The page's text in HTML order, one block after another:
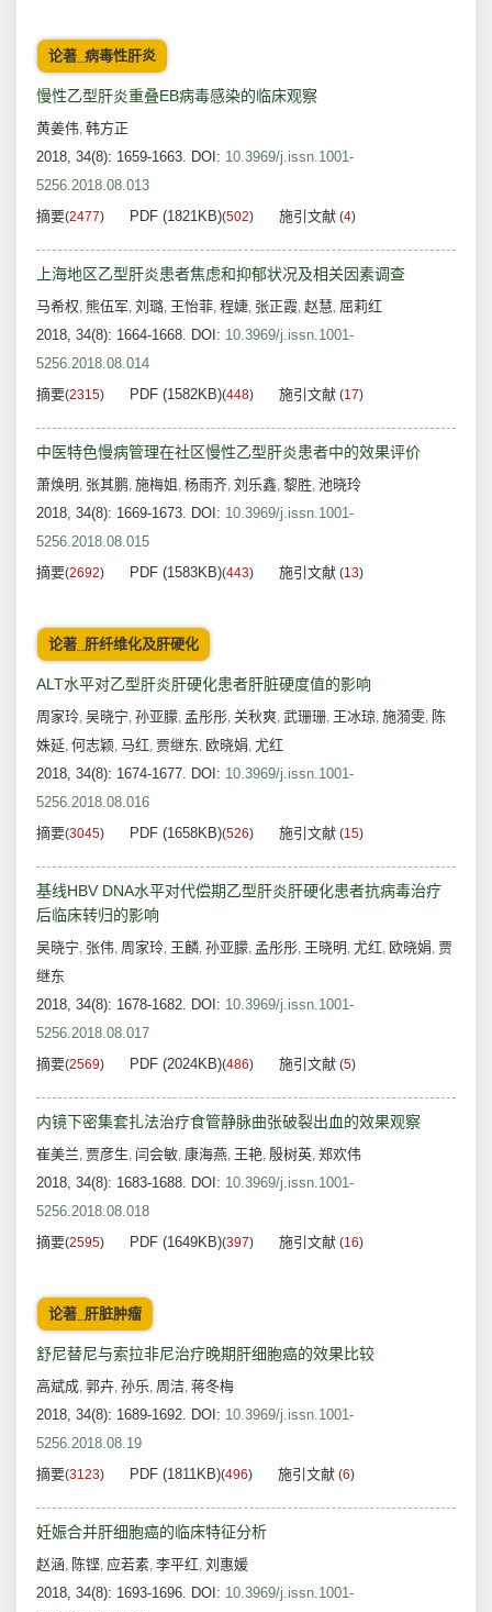
论著_病毒性肝炎
慢性乙型肝炎重叠EB病毒感染的临床观察
黄姜伟, 韩方正
2018, 34(8): 1659-1663. DOI: 10.3969/j.issn.1001-
5256.2018.08.013
摘要(2477) PDF (1821KB)(502) 施引文献 (4)
上海地区乙型肝炎患者焦虑和抑郁状况及相关因素调查
马希权, 熊伍军, 刘璐, 王怡菲, 程婕, 张正霞, 赵慧, 屈莉红
2018, 34(8): 1664-1668. DOI: 10.3969/j.issn.1001-
5256.2018.08.014
摘要(2315) PDF (1582KB)(448) 施引文献 (17)
中医特色慢病管理在社区慢性乙型肝炎患者中的效果评价
萧焕明 , 张其鹏, 施梅姐 , 杨雨齐, 刘乐鑫, 黎胜, 池晓玲
2018, 34(8): 1669-1673. DOI: 10.3969/j.issn.1001-
5256.2018.08.015
摘要(2692) PDF (1583KB)(443) 施引文献 (13)
论著_肝纤维化及肝硬化
ALT水平对乙型肝炎肝硬化患者肝脏硬度值的影响
周家玲, 吴晓宁, 孙亚朦, 孟彤彤, 关秋爽, 武珊珊, 王冰琼, 施漪雯, 陈
姝延, 何志颖, 马红, 贾继东, 欧晓娟, 尤红
2018, 34(8): 1674-1677. DOI: 10.3969/j.issn.1001-
5256.2018.08.016
摘要(3045) PDF (1658KB)(526) 施引文献 (15)
基线HBV DNA水平对代偿期乙型肝炎肝硬化患者抗病毒治疗
后临床转归的影响
吴晓宁, 张伟, 周家玲, 王麟, 孙亚朦, 孟彤彤, 王晓明 , 尤红, 欧晓娟, 贾
继东
2018, 34(8): 1678-1682. DOI: 10.3969/j.issn.1001-
5256.2018.08.017
摘要(2569) PDF (2024KB)(486) 施引文献 (5)
内镜下密集套扎法治疗食管静脉曲张破裂出血的效果观察
崔美兰, 贾彦生, 闫会敏, 康海燕, 王艳, 殷树英, 郑欢伟
2018, 34(8): 1683-1688. DOI: 10.3969/j.issn.1001-
5256.2018.08.018
摘要(2595) PDF (1649KB)(397) 施引文献 (16)
论著_肝脏肿瘤
舒尼替尼与索拉非尼治疗晚期肝细胞癌的效果比较
高斌成, 郭卉, 孙乐, 周洁, 蒋冬梅
2018, 34(8): 1689-1692. DOI: 10.3969/j.issn.1001-
5256.2018.08.19
摘要(3123) PDF (1811KB)(496) 施引文献 (6)
妊娠合并肝细胞癌的临床特征分析
赵涵, 陈铿, 应若素, 李平红, 刘惠媛
2018, 34(8): 1693-1696. DOI: 10.3969/j.issn.1001-